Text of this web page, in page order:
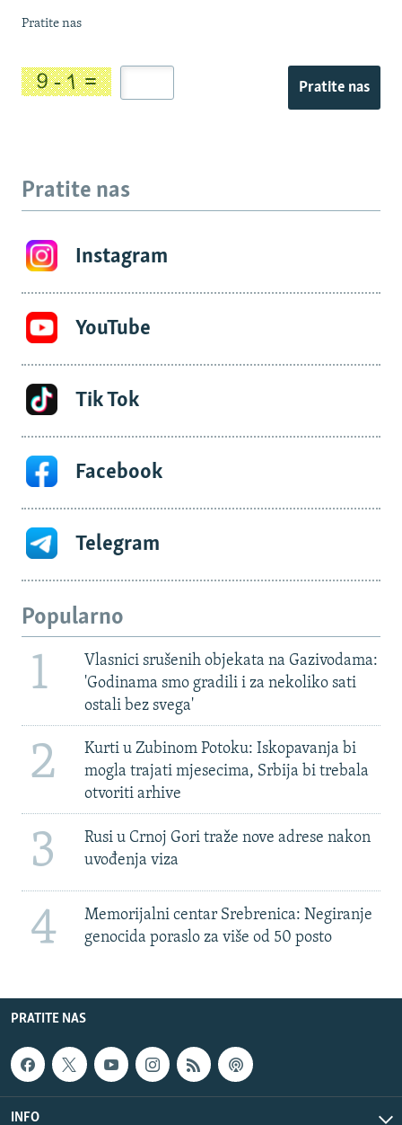
Pratite nas
Pratite nas
Pratite nas
Instagram
YouTube
Tik Tok
Facebook
Telegram
Popularno
1
Vlasnici srušenih objekata na Gazivodama:
'Godinama smo gradili i za nekoliko sati
ostali bez svega'
2
Kurti u Zubinom Potoku: Iskopavanja bi
mogla trajati mjesecima, Srbija bi trebala
otvoriti arhive
3
Rusi u Crnoj Gori traže nove adrese nakon
uvođenja viza
4
Memorijalni centar Srebrenica: Negiranje
genocida poraslo za više od 50 posto
PRATITE NAS
INFO